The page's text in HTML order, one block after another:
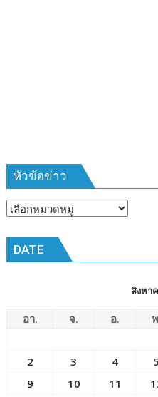
หัวข้อข่าว
หัวข้อ
DATE
สิงหา
อา. จ. อ.
2
3 4 5
9
10 11